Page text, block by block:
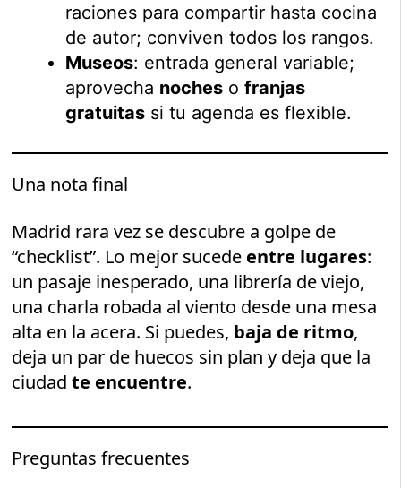
raciones para compartir hasta cocina
de autor; conviven todos los rangos.
Museos: entrada general variable;
aprovecha noches ofranjas
gratuitas si tu agenda es flexible.
Una nota final
Madrid rara vez se descubre a golpe de
“checklist”. Lo mejor sucede entre lugares:
un pasaje inesperado, una librería de viejo,
una charla robada al viento desde una mesa
alta en la acera. Si puedes, baja de ritmo,
deja un par de huecos sin plan y deja que la
ciudadte encuentre.
Preguntas frecuentes